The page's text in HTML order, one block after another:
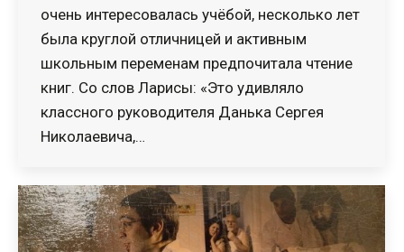
очень интересовалась учёбой, несколько лет
была круглой отличницей и активным
школьным переменам предпочитала чтение
книг. Со слов Ларисы: «Это удивляло
классного руководителя Данька Сергея
Николаевича,…